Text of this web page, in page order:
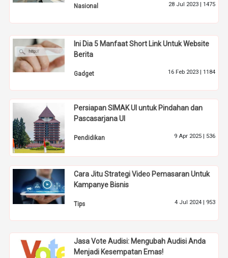
Nasional 28 Jul 2023 | 1475
Ini Dia 5 Manfaat Short Link Untuk Website
Berita
Gadget 16 Feb 2023 | 1184
Persiapan SIMAK UI untuk Pindahan dan
Pascasarjana UI
Pendidikan 9 Apr 2025 | 536
Cara Jitu Strategi Video Pemasaran Untuk
Kampanye Bisnis
Tips 4 Jul 2024 | 953
Jasa Vote Audisi: Mengubah Audisi Anda
Menjadi Kesempatan Emas!